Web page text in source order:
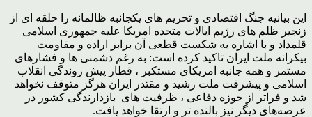
این بیانیه جنگ اقتصادی و تحریم های یکجانبه ظالمانه را حلقه ای از
زنجیر ظلم های رژیم ایالات متحده امریکا علیه جمهوری اسلامی
قلمداد و با اشاره به شکست قطعی آن برابر اراده و مقاومت
بیکرانه ملت ایران تاکید کرده است: به رغم دشمنی ها و فشارهای
مستمر و همه جانبه امریکای مستکبر ، قطار پیش روندگی انقلاب
اسلامی و پیشرفت ملت رشید و مقتدر ایران هرگز متوقف نخواهد
شد و فراتر از حوزه دفاعی ، ظرفیت های بازدارندگی کشور در
عرصه‌های دیگر نیز بالنده تر و ارتقا خواهد یافت.